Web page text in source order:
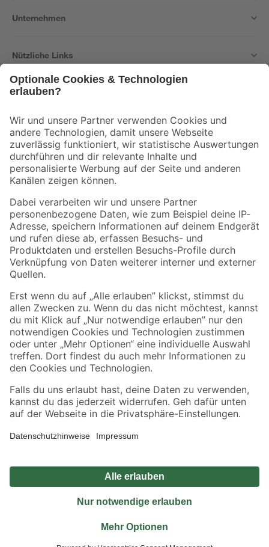
Unternehmen
Nützliche Links
Der toom Newsletter: Keine Angebote und Aktionen mehr verpassen!
Zur Newsletter Anmeldung
Folge uns
Zahlungsarten Versandarten
Sicher einkaufen
Jetzt die toom-App herunterladen
Alle Preisangaben in EUR inkl. gesetzl. MwSt.. Die dargestellten Angebote sind unter
Umständen nicht in allen Märkten verfügbar. Die angegebenen Verfügbarkeiten beziehen
Produkte nur solange der Vorrat reicht.
*Paketversand ab 59 € versandkostenfrei, gilt nicht für Artikel mit Speditionsversand, hier
Privatsphäre Impressum
Nutzungsbedingungen
Widerrufsrecht
Vertrag widerrufen
© 2026 toom Baumarkt GmbH